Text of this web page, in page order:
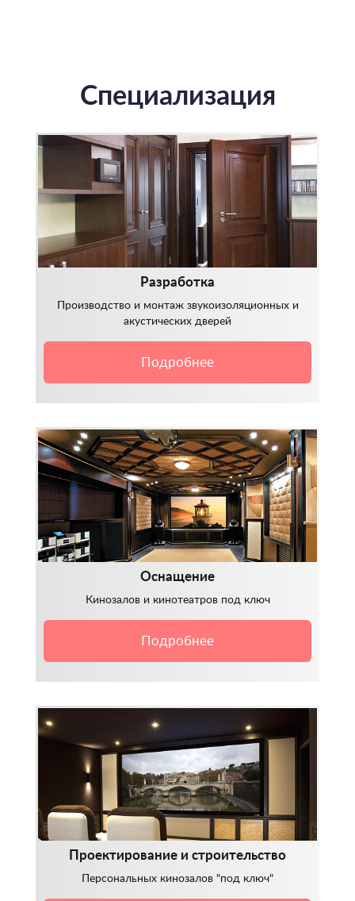
Специализация
Разработка
Производство и монтаж звукоизоляционных и
акустических дверей
Подробнее
Оснащение
Кинозалов и кинотеатров под ключ
Подробнее
Проектирование и строительство
Персональных кинозалов "под ключ"